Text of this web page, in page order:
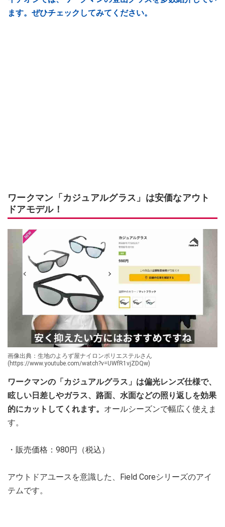
ます。ぜひチェックしてみてください。
ワークマン「カジュアルグラス」は安価なアウト
ドアモデル！
画像出典：生地のよろず屋ナイロンポリエステルさん
(https://www.youtube.com/watch?v=UWfR1vjZDQw)
ワークマンの「カジュアルグラス」は偏光レンズ仕様で、
眩しい日差しやガラス、路面、水面などの照り返しを効果
的にカットしてくれます。 オールシーズンで幅広く使えま
す。
・販売価格：980円（税込）
アウトドアユースを意識した、Field Coreシリーズのアイ
テムです。